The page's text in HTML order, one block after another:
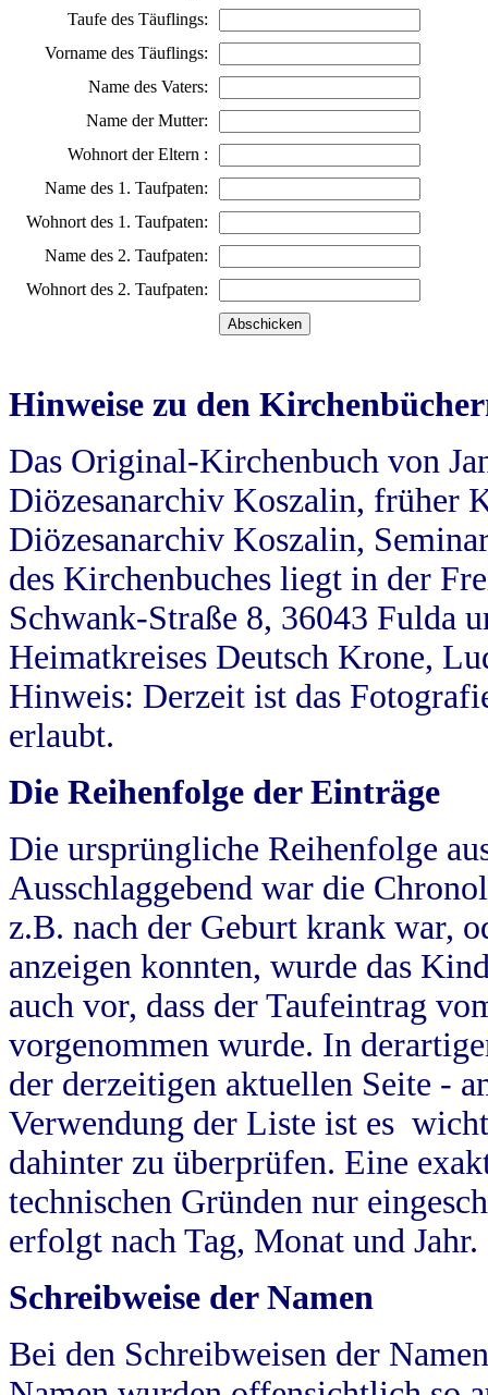
Taufe des Täuflings:
Vorname des Täuflings:
Name des Vaters:
Name der Mutter:
Wohnort der Eltern :
Name des 1. Taufpaten:
Wohnort des 1. Taufpaten:
Name des 2. Taufpaten:
Wohnort des 2. Taufpaten:
Hinweise zu den
Das Original-Kirchenbuch von
Diözesanarchiv Koszalin, früher
Diözesanarchiv Koszalin,
des Kirchenbuches liegt in der
Schwank-Straße 8, 36043 Fulda
Heimatkreises Deutsch Krone,
Hinweis: Derzeit ist das
erlaubt.
Die Reihenfolge der Einträge
Die ursprüngliche Reihenfolge
Ausschlaggebend war die
z.B. nach der Geburt krank war,
anzeigen konnten, wurde das
auch vor, dass der Taufeintrag
vorgenommen wurde. In
der derzeitigen aktuellen Seite -
Verwendung der Liste ist es
dahinter zu überprüfen. Eine
technischen Gründen nur
erfolgt nach Tag, Monat und Jahr.
Schreibweise der Namen
Bei den Schreibweisen der